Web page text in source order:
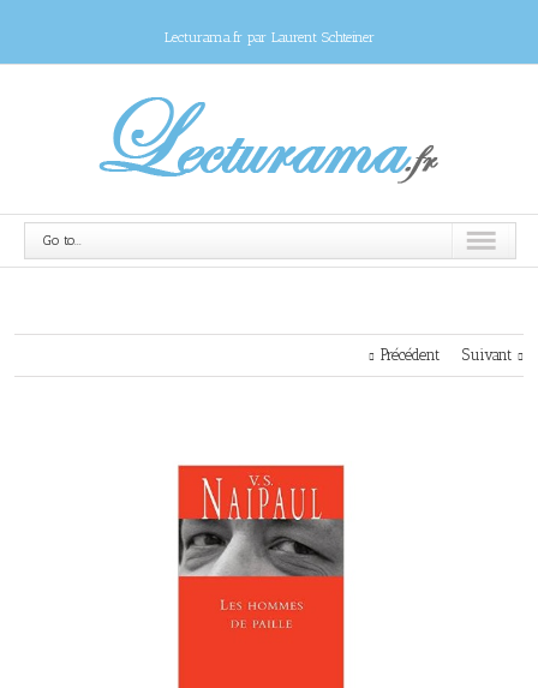
Lecturama.fr par Laurent Schteiner
Go to...
Précédent Suivant